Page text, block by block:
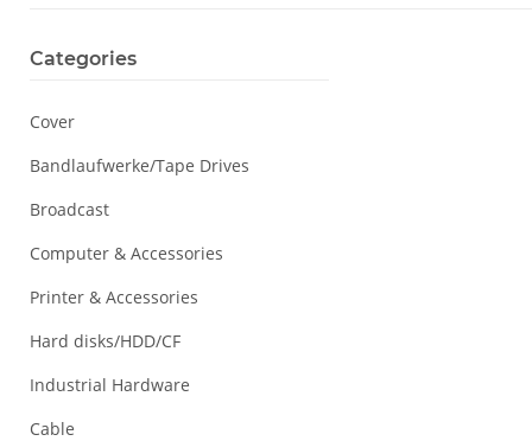
Categories
Cover
Bandlaufwerke/Tape Drives
Broadcast
Computer & Accessories
Printer & Accessories
Hard disks/HDD/CF
Industrial Hardware
Cable